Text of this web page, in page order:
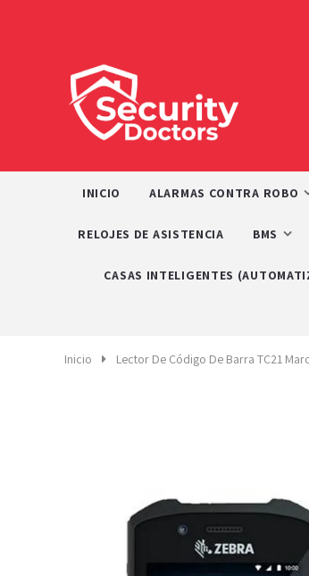
INICIO ALARMAS CONTRA ROBO
RELOJES DE ASISTENCIA BMS
CASAS INTELIGENTES
Inicio Lector De Código De Barra TC21